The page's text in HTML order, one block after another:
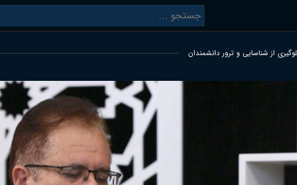
از شناسایی و ترور دانشمندان